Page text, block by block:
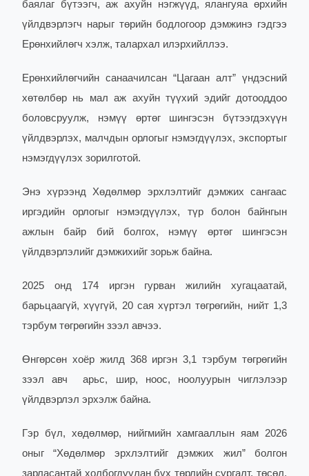
баялаг бүтээгч, аж ахуйн нэгжүүд, ялангуяа өрхийн
үйлдвэрлэгч нарыг төрийн бодлогоор дэмжинэ гэдгээ
Ерөнхийлөгч хэлж, талархал илэрхийллээ.
Ерөнхийлөгчийн санаачилсан “Цагаан алт” үндэсний
хөтөлбөр нь мал аж ахуйн түүхий эдийг дотооддоо
боловсруулж, нэмүү өртөг шингэсэн бүтээгдэхүүн
үйлдвэрлэх, малчдын орлогыг нэмэгдүүлэх, экспортыг
нэмэгдүүлэх зорилготой.
Энэ хүрээнд Хөдөлмөр эрхлэлтийг дэмжих сангаас
иргэдийн орлогыг нэмэгдүүлэх, түр болон байнгын
ажлын байр бий болгох, нэмүү өртөг шингэсэн
үйлдвэрлэлийг дэмжихийг зорьж байна.
2025 онд 174 иргэн гурван жилийн хугацаатай,
барьцаагүй, хүүгүй, 20 сая хүртэл төгрөгийн, нийт 1,3
тэрбум төгрөгийн зээл авчээ.
Өнгөрсөн хоёр жилд 368 иргэн 3,1 тэрбум төгрөгийн
зээл авч арьс, шир, ноос, ноолуурын чиглэлээр
үйлдвэрлэл эрхэлж байна.
Гэр бүл, хөдөлмөр, нийгмийн хамгааллын яам 2026
оныг “Хөдөлмөр эрхлэлтийг дэмжих жил” болгон
зарласантай холбогдуулан бүх төрлийн сургалт, төсөл,